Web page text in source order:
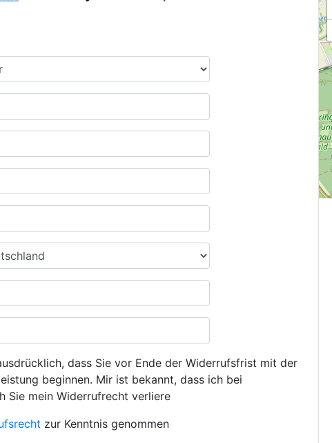
dass Sie vor Ende der Widerrufsfrist mit der
beginnen. Mir ist bekannt, dass ich bei
Sie mein Widerrufrecht verliere
zur Kenntnis genommen